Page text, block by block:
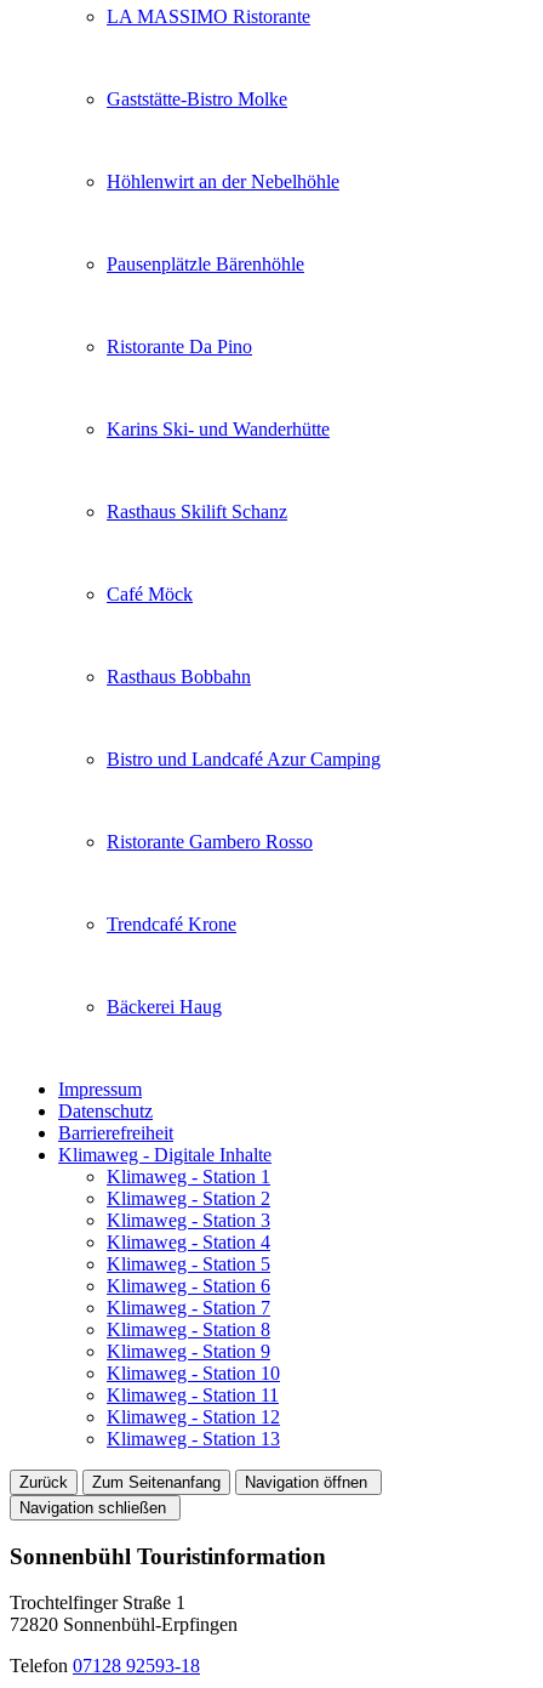
LA MASSIMO Ristorante
Gaststätte-Bistro Molke
Höhlenwirt an der Nebelhöhle
Pausenplätzle Bärenhöhle
Ristorante Da Pino
Karins Ski- und Wanderhütte
Rasthaus Skilift Schanz
Café Möck
Rasthaus Bobbahn
Bistro und Landcafé Azur Camping
Ristorante Gambero Rosso
Trendcafé Krone
Bäckerei Haug
Impressum
Datenschutz
Barrierefreiheit
Klimaweg - Digitale Inhalte
Klimaweg - Station 1
Klimaweg - Station 2
Klimaweg - Station 3
Klimaweg - Station 4
Klimaweg - Station 5
Klimaweg - Station 6
Klimaweg - Station 7
Klimaweg - Station 8
Klimaweg - Station 9
Klimaweg - Station 10
Klimaweg - Station 11
Klimaweg - Station 12
Klimaweg - Station 13
Zurück Zum Seitenanfang
Navigation öffnen
Navigation schließen
Sonnenbühl Touristinformation
Trochtelfinger Straße 1
72820 Sonnenbühl-Erpfingen
Telefon 07128 92593-18